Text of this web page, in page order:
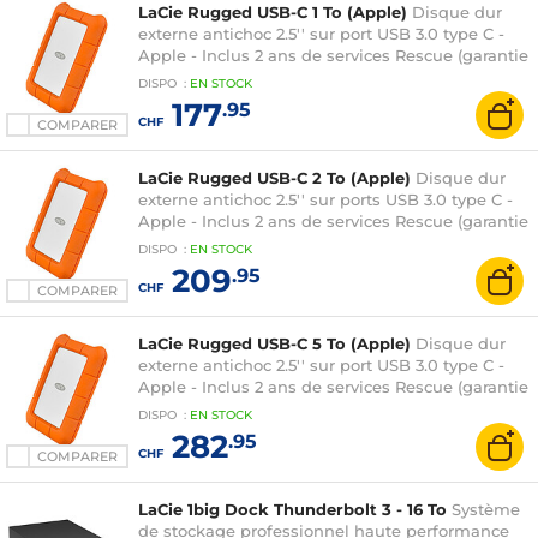
COMPARER
LaCie Rugged USB-C 1 To (Apple) Disque dur
externe antichoc 2.5'' sur port USB 3.0 type C -
Apple - Inclus 2 ans de services Rescue (garantie
constructeur 2 ans)
DISPO : EN STOCK
CHF177.95
COMPARER
LaCie Rugged USB-C 2 To (Apple) Disque dur
externe antichoc 2.5'' sur ports USB 3.0 type C -
Apple - Inclus 2 ans de services Rescue (garantie
constructeur 2 ans)
DISPO : EN STOCK
CHF209.95
COMPARER
LaCie Rugged USB-C 5 To (Apple) Disque dur
externe antichoc 2.5'' sur port USB 3.0 type C -
Apple - Inclus 2 ans de services Rescue (garantie
constructeur 2 ans)
DISPO : EN STOCK
CHF282.95
LaCie 1big Dock Thunderbolt 3 - 16 To Système
de stockage professionnel haute performance